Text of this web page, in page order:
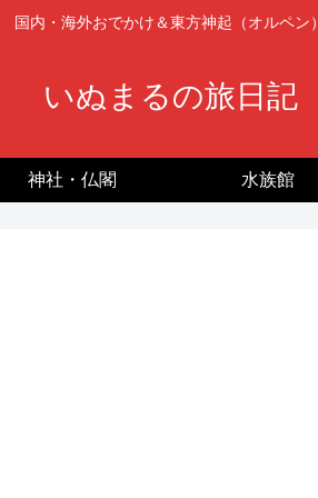
国内・海外おでかけ＆東方神起（オルペン）
いぬまるの旅日記
神社・仏閣 水族館